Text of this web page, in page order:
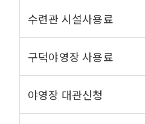
수련관 시설사용료
구덕야영장 사용료
야영장 대관신청